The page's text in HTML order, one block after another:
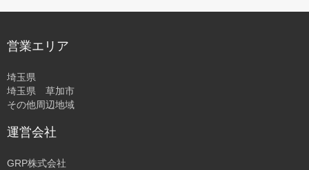
営業エリア
埼玉県
埼玉県 草加市
その他周辺地域
運営会社
GRP株式会社